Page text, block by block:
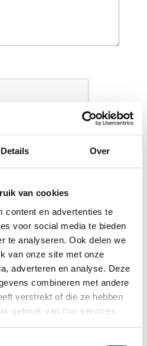
Details Over
van cookies
content en advertenties te
voor social media te bieden
te analyseren. Ook delen we
van onze site met onze
adverteren en analyse. Deze
combineren met andere
verstrekt of die ze hebben
gebruik van hun services.